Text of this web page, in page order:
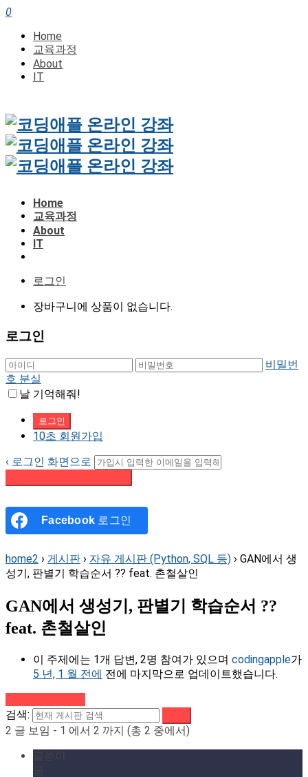
0
Home
교육과정
About
IT
Home
교육과정
About
IT
로그인
장바구니에 상품이 없습니다.
로그인
비밀번
호 분실
날 기억해줘!
10초 회원가입
‹ 로그인 화면으로
Facebook 로그인
home2 › 게시판 › 자유 게시판 (Python, SQL 등) › GAN에서 생
성기, 판별기 학습순서 ?? feat. 촌철살인
GAN에서 생성기, 판별기 학습순서 ??
feat. 촌철살인
이 주제에는 1개 답변, 2명 참여가 있으며 codingapple가
5 년, 1 월 전에 전에 마지막으로 업데이트했습니다.
검색:
2 글 보임 - 1 에서 2 까지 (총 2 중에서)